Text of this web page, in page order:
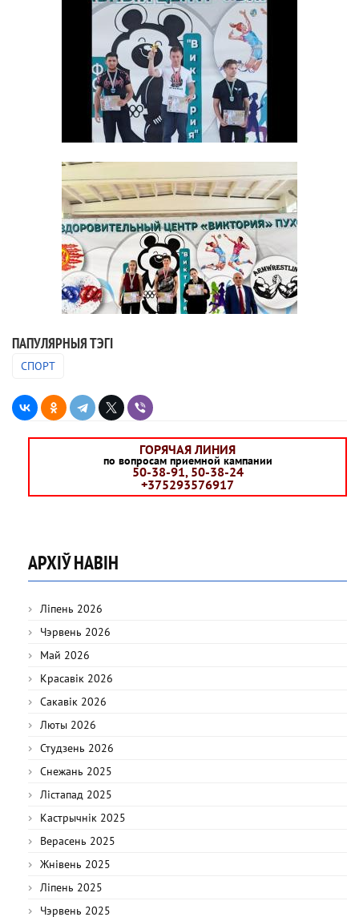
ПАПУЛЯРНЫЯ ТЭГІ
СПОРТ
ГОРЯЧАЯ ЛИНИЯ
по вопросам приемной кампании
50-38-91, 50-38-24
+375293576917
АРХІЎ НАВІН
Ліпень 2026
Чэрвень 2026
Май 2026
Красавік 2026
Сакавік 2026
Люты 2026
Студзень 2026
Снежань 2025
Лістапад 2025
Кастрычнік 2025
Верасень 2025
Жнівень 2025
Ліпень 2025
Чэрвень 2025